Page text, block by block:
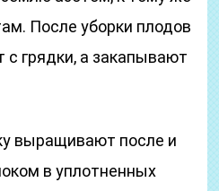
После уборки плодов
с грядки, а закапывают
выращивают после и
в уплотненных